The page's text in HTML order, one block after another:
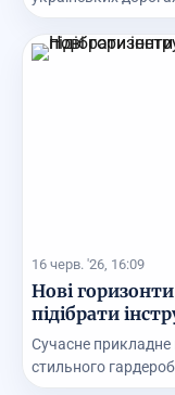
16 черв. '26, 16:09
Нові
підібрати
Сучасне прикладне
стильного